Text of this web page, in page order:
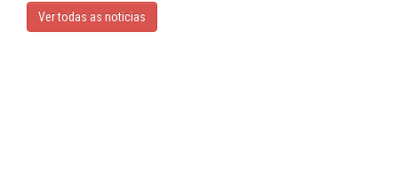
Ver todas as noticias